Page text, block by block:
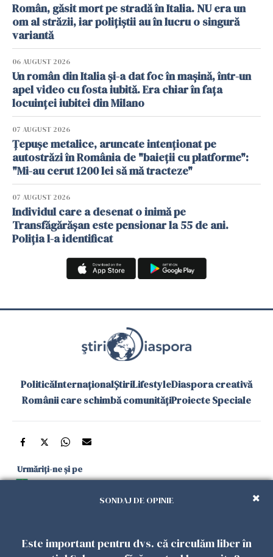
Român, găsit mort pe stradă în Italia. NU era un
om al străzii, iar polițiștii au în lucru o singură
variantă
06 AUGUST 2026
Un român din Italia și-a dat foc în mașină, într-un
apel video cu fosta iubită. Era chiar în fața
locuinței iubitei din Milano
07 AUGUST 2026
Țepușe metalice, aruncate intenționat pe
autostrăzi în România de "baieții cu platforme":
"Mi-au cerut 1200 lei să mă tracteze"
07 AUGUST 2026
Individul care a desenat o inimă pe
Transfăgărășan este pensionar la 55 de ani.
Poliția l-a identificat
PoliticăInternaționalȘtiriLifestyleDiaspora creativă
Românii care schimbă comunitățiProiecte Speciale
Urmăriți-ne și pe
și în aplicațiile mobile
Politica de Politica Gestionați Contact Declarație de
SONDAJ DE OPINIE
Este important pentru dvs. că circulăm liber în